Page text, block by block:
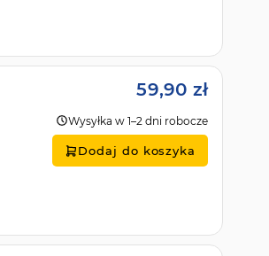
59,90 zł
Wysyłka w 1–2 dni robocze
Dodaj do koszyka